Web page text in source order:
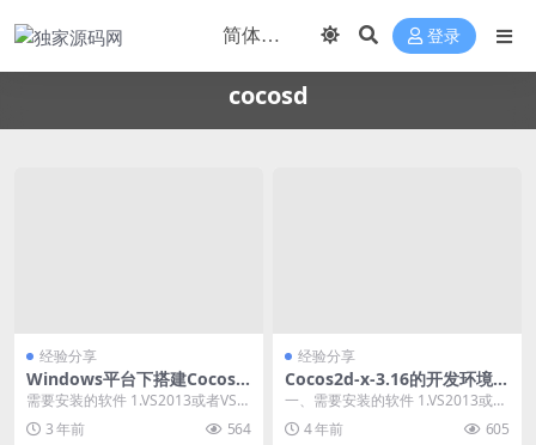
登录
cocosd
经验分享
Windows平台下搭建Cocos2
d-x开发环境
需要安装的软件 1.VS2013或者VS2
015 2.Cocos：cocos2d...
3 年前 564
经验分享
Cocos2d-x-3.16的开发环境搭
建
一、需要安装的软件 1.VS2013或者
VS2015 2.Cocos：cocos...
4 年前 605